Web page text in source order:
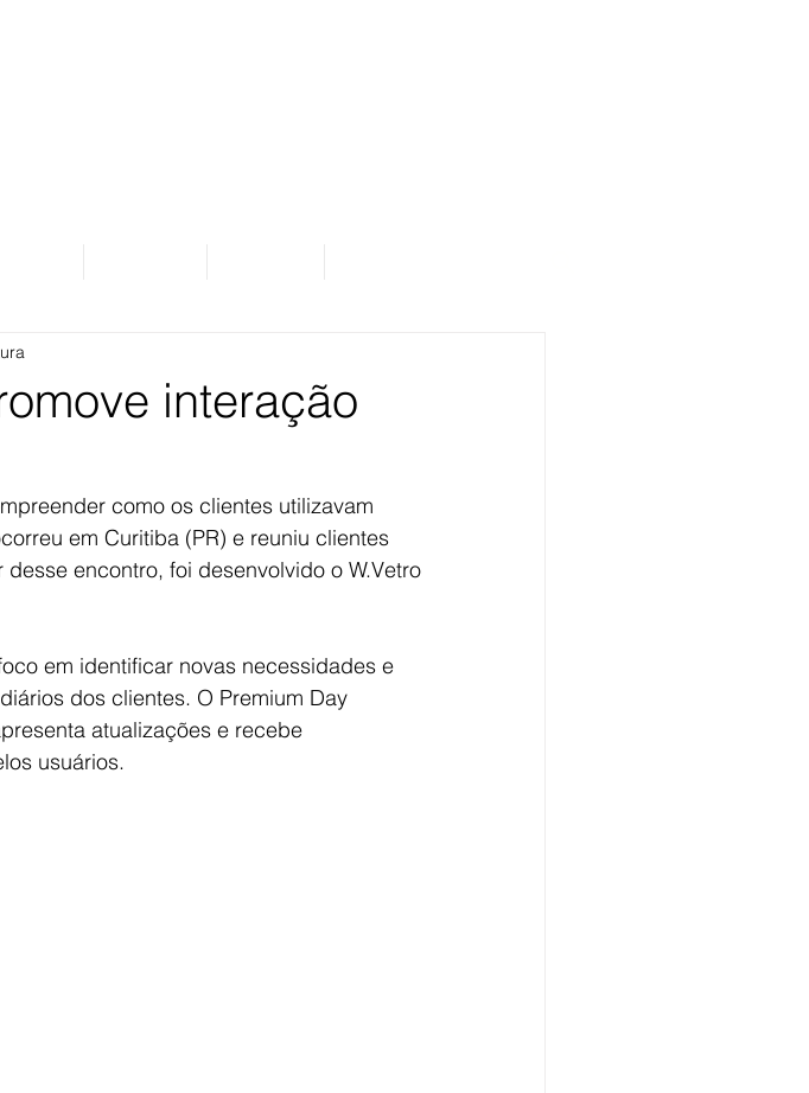
interação
como os clientes utilizavam
em Curitiba (PR) e reuniu clientes
encontro, foi desenvolvido o W.Vetro
em identificar novas necessidades e
dos clientes. O Premium Day
atualizações e recebe
usuários.